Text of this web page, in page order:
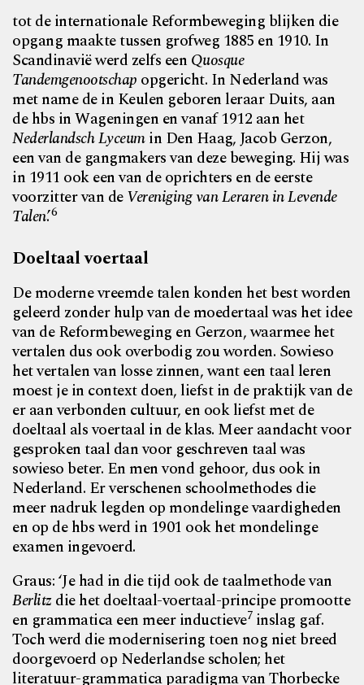
tot de internationale Reformbeweging blijken die
opgang maakte tussen grofweg 1885 en 1910. In
Scandinavië werdzelfs een Quosque
Tandemgenootschap opgericht. In Nederland was
met name de in Keulen geboren leraar Duits, aan
de hbs in Wageningen en vanaf 1912 aan het
Nederlandsch Lyceumin Den Haag, Jacob Gerzon,
een van de gangmakers van deze beweging. Hij was
in 1911 ook een van de oprichters en de eerste
voorzitter van deVereniging van Leraren in Levende
Talen.’6
Doeltaal voertaal
De moderne vreemde talen konden het best worden
geleerd zonder hulp van de moedertaal was het idee
van de Reformbeweging en Gerzon, waarmee het
vertalen dus ook overbodig zou worden. Sowieso
het vertalen van losse zinnen, want een taal leren
moest je in context doen, liefst in de praktijk van de
er aan verbonden cultuur, en ook liefst met de
doeltaal als voertaal in de klas. Meer aandacht voor
gesproken taal dan voor geschreven taal was
sowieso beter. En men vond gehoor, dus ook in
Nederland. Er verschenen schoolmethodes die
meernadruk legden op mondelinge vaardigheden
en op de hbswerd in 1901 ook het mondelinge
examen ingevoerd.
Graus: ‘Je had in die tijd ook de taalmethode van
Berlitzdie het doeltaal-voertaal-principe promootte
en grammatica een meer inductieve7inslag gaf.
Toch werd die modernisering toen nog niet breed
doorgevoerd op Nederlandse scholen; het
literatuur-grammatica paradigma van Thorbecke